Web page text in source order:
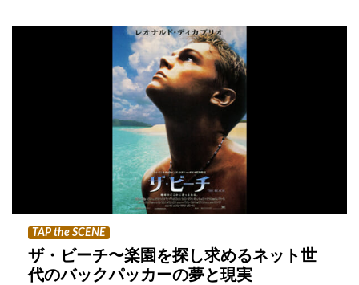
TAP the SCENE
ザ・ビーチ〜楽園を探し求めるネット世
代のバックパッカーの夢と現実